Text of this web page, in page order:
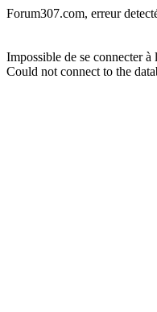
Forum307.com, erreur
Impossible de se connecter à
Could not connect to the